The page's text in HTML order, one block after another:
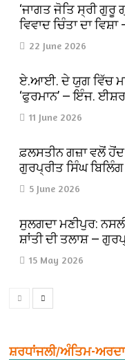
‘ਜਾਗਤ ਜੋਤਿ ਸ੍ਰੀ ਗੁਰੂ
ਵਿਵਾਦ ਚਿੰਤਾ ਦਾ
22 June 2026
ਏ.ਆਈ. ਦੇ ਯੁਗ ਵਿੱਚ
‘ਫੁਰਮਾਨ’ — ਇੰਜ.
11 June 2026
ਫ਼ਲਸਤੀਨ ਗਜ਼ਾ ਵਲੋਂ
ਗੁਰਪ੍ਰੀਤ ਸਿੰਘ ਬਿਲਿੰਗ
5 June 2026
ਸੁਲਗਦਾ ਮਣੀਪੁਰ:
ਸ਼ਾਂਤੀ ਦੀ ਤਲਾਸ਼ —
15 May 2026
ਸ਼ਰਧਾਂਜਲੀ/ਅੰਤਿਮ-